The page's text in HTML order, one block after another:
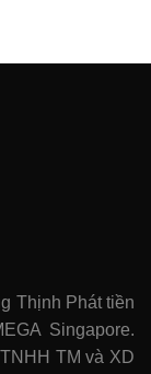
Thịnh Phát tiền
Singapore.
TM và XD